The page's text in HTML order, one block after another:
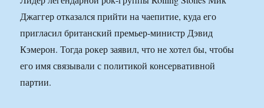
Джаггер отказался прийти на чаепитие, куда его
пригласил британский премьер-министр Дэвид
Кэмерон. Тогда рокер заявил, что не хотел бы, чтобы
его имя связывали с политикой консервативной
партии.